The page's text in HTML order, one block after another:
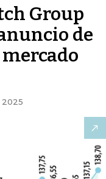
Group
de
2025